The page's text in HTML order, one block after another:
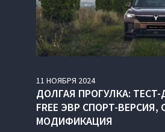
11 НОЯБРЯ 2024
ДОЛГАЯ ПРОГУЛКА: ТЕСТ-
FREE ЭВР СПОРТ-
МОДИФИКАЦИЯ